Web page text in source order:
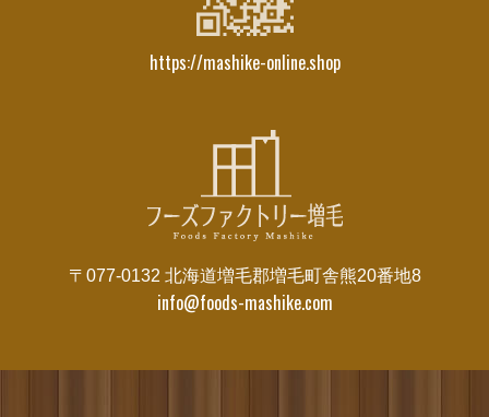
https://mashike-online.shop
〒077-0132 北海道増毛郡増毛町舎熊20番地8
info@foods-mashike.com